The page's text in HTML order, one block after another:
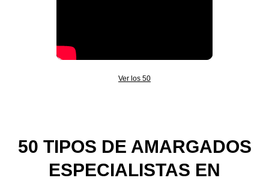
Ver los 50
50 TIPOS DE AMARGADOS
ESPECIALISTAS EN